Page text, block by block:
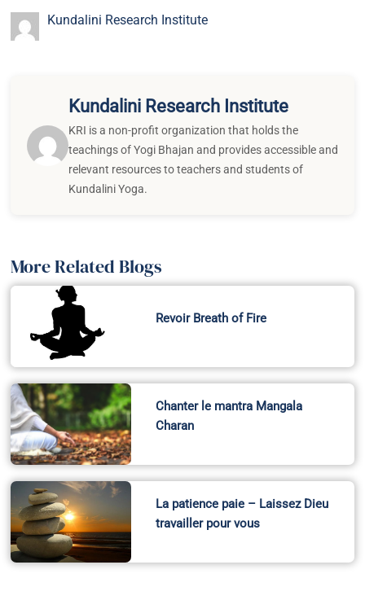
Kundalini Research Institute
Kundalini Research Institute
KRI is a non-profit organization that holds the
teachings of Yogi Bhajan and provides accessible and
relevant resources to teachers and students of
Kundalini Yoga.
More Related Blogs
Revoir Breath of Fire
Chanter le mantra Mangala
Charan
La patience paie – Laissez Dieu
travailler pour vous